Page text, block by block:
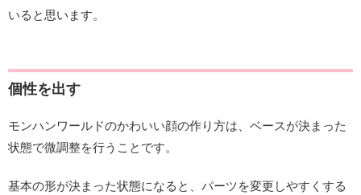
いると思います。
個性を出す
モンハンワールドのかわいい顔の作り方は、ベースが決まった
状態で微調整を行うことです。
基本の形が決まった状態になると、パーツを変更しやすくする